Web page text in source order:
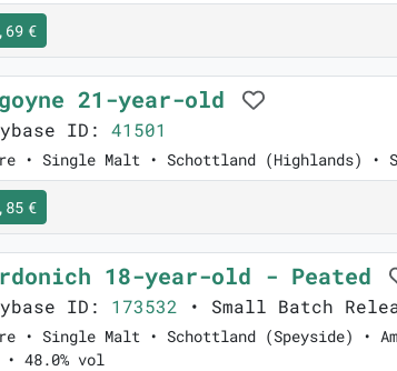
€
21-year-old
ID: 41501
• Single Malt • Schottland (Highlands) •
€
18-year-old - Peated
ID: 173532 • Small Batch
• Single Malt • Schottland (Speyside) •
• 48.0% vol